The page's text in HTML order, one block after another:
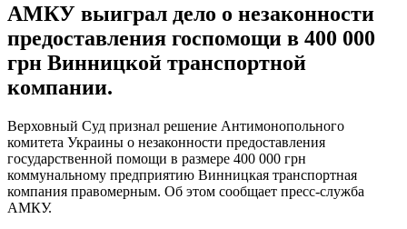
АМКУ выиграл дело о незаконности
предоставления госпомощи в 400 000
грн Винницкой транспортной
компании.
Верховный Суд признал решение Антимонопольного
комитета Украины о незаконности предоставления
государственной помощи в размере 400 000 грн
коммунальному предприятию Винницкая транспортная
компания правомерным. Об этом сообщает пресс-служба
АМКУ.